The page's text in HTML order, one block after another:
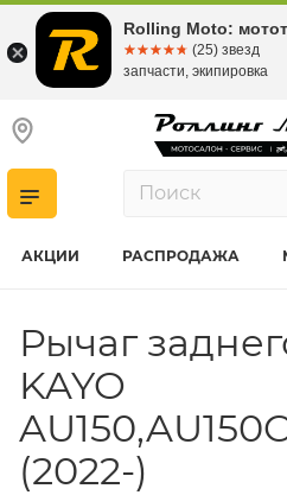
АКЦИИ РАСПРОДАЖА
Рычаг
KAYO
(2022-)
Rolling Moto:
☆☆☆☆☆
★★★★★ (25) звезд
запчасти, экипировка